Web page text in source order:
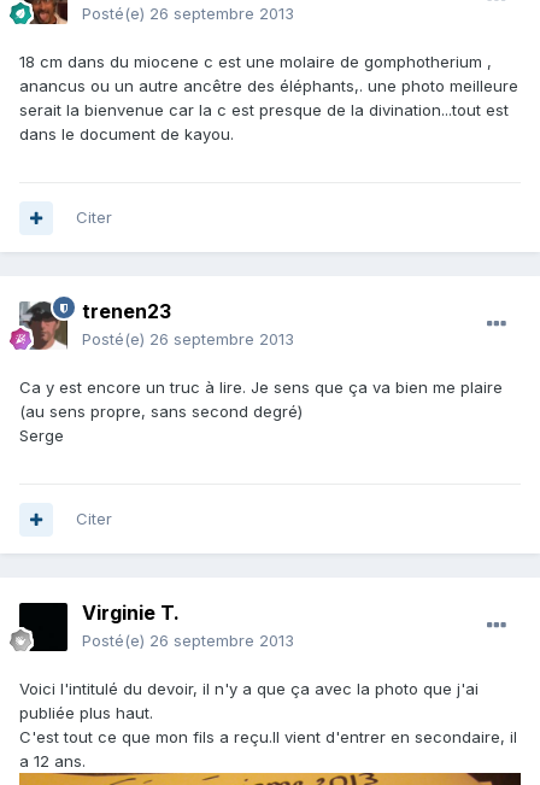
Posté(e) 26 septembre 2013
18 cm dans du miocene c est une molaire de gomphotherium ,
anancus ou un autre ancêtre des éléphants,. une photo meilleure
serait la bienvenue car la c est presque de la divination...tout est
dans le document de kayou.
Citer
trenen23
Posté(e) 26 septembre 2013
Ca y est encore un truc à lire. Je sens que ça va bien me plaire
(au sens propre, sans second degré)
Serge
Citer
Virginie T.
Posté(e) 26 septembre 2013
Voici l'intitulé du devoir, il n'y a que ça avec la photo que j'ai
publiée plus haut.
C'est tout ce que mon fils a reçu.Il vient d'entrer en secondaire, il
a 12 ans.